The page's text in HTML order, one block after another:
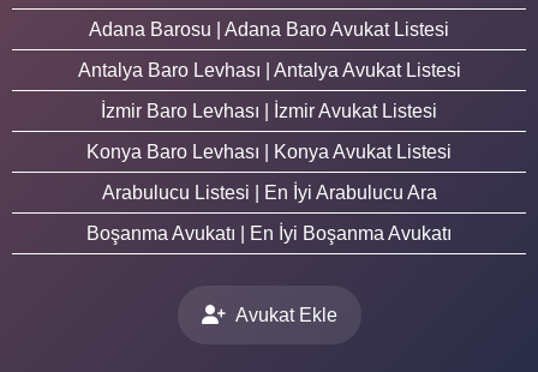
Adana Barosu | Adana Baro Avukat Listesi
Antalya Baro Levhası | Antalya Avukat Listesi
İzmir Baro Levhası | İzmir Avukat Listesi
Konya Baro Levhası | Konya Avukat Listesi
Arabulucu Listesi | En İyi Arabulucu Ara
Boşanma Avukatı | En İyi Boşanma Avukatı
Avukat Ekle